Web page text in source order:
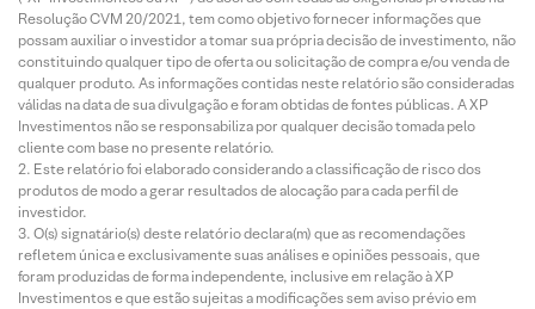
Resolução CVM 20/2021, tem como objetivo fornecer informações que
possam auxiliar o investidor a tomar sua própria decisão de investimento, não
constituindo qualquer tipo de oferta ou solicitação de compra e/ou venda de
qualquer produto. As informações contidas neste relatório são consideradas
válidas na data de sua divulgação e foram obtidas de fontes públicas. A XP
Investimentos não se responsabiliza por qualquer decisão tomada pelo
cliente com base no presente relatório.
Este relatório foi elaborado considerando a classificação de risco dos
produtos de modo a gerar resultados de alocação para cada perfil de
investidor.
O(s) signatário(s) deste relatório declara(m) que as recomendações
refletem única e exclusivamente suas análises e opiniões pessoais, que
foram produzidas de forma independente, inclusive em relação à XP
Investimentos e que estão sujeitas a modificações sem aviso prévio em